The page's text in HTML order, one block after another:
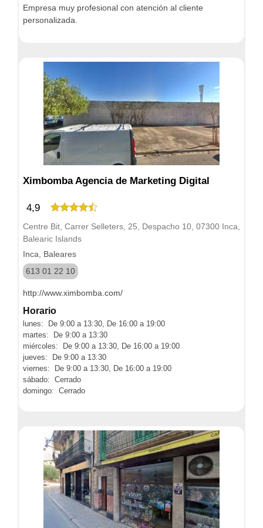
Empresa muy profesional con atención al cliente
personalizada.
Ximbomba Agencia de Marketing Digital
4,9
Centre Bit, Carrer Selleters, 25, Despacho 10, 07300 Inca,
Balearic Islands
Inca, Baleares
613 01 22 10
http://www.ximbomba.com/
Horario
lunes: De 9:00 a 13:30, De 16:00 a 19:00
martes: De 9:00 a 13:30
miércoles: De 9:00 a 13:30, De 16:00 a 19:00
jueves: De 9:00 a 13:30
viernes: De 9:00 a 13:30, De 16:00 a 19:00
sábado: Cerrado
domingo: Cerrado